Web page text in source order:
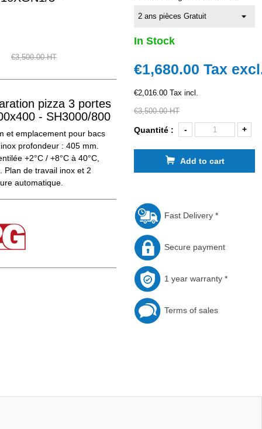
€3,500.00 HT
pizza 3 portes
- SH3000/800
et emplacement pour bacs
profondeur : 405 mm.
+2°C / +8°C à 40°C,
Plan de travail inox et 2
automatique.
In Stock
€1,680.00Tax
€2,016.00 Tax incl.
€3,500.00 HT
Quantité : - +
Add to cart
Fast Delivery *
Secure payment
1 year warranty *
Terms of sales